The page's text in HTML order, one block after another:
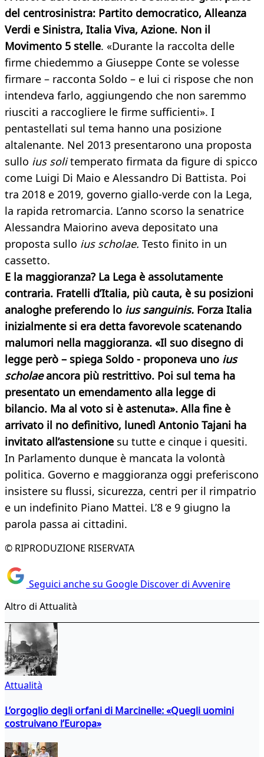
del centrosinistra: Partito democratico, Alleanza
Verdi e Sinistra, Italia Viva, Azione. Non il
Movimento 5 stelle. «Durante la raccolta delle
firme chiedemmo a Giuseppe Conte se volesse
firmare – racconta Soldo – e lui ci rispose che non
intendeva farlo, aggiungendo che non saremmo
riusciti a raccogliere le firme sufficienti». I
pentastellati sul tema hanno una posizione
altalenante. Nel 2013 presentarono una proposta
sullo ius solitemperato firmata da figure di spicco
come Luigi Di Maio e Alessandro Di Battista. Poi
tra 2018 e 2019, governo giallo-verde con la Lega,
la rapida retromarcia. L’anno scorso la senatrice
Alessandra Maiorino aveva depositato una
proposta sullo ius scholae. Testo finito in un
cassetto.
E la maggioranza? La Lega è assolutamente
contraria. Fratelli d’Italia, più cauta, è su posizioni
analoghe preferendo lo ius sanguinis. Forza Italia
inizialmente si era detta favorevole scatenando
malumori nella maggioranza. «Il suo disegno di
legge però – spiega Soldo - proponeva uno ius
scholaeancora più restrittivo. Poi sul tema ha
presentato un emendamento alla legge di
bilancio. Ma al voto si è astenuta». Alla fine è
arrivato il no definitivo, lunedì Antonio Tajani ha
invitato all’astensione su tutte e cinque i quesiti.
In Parlamento dunque è mancata la volontà
politica. Governo e maggioranza oggi preferiscono
insistere su flussi, sicurezza, centri per il rimpatrio
e un indefinito Piano Mattei. L’8 e 9 giugno la
parola passa ai cittadini.
© RIPRODUZIONE RISERVATA
Seguici anche su Google Discover di Avvenire
Altro di Attualità
Attualità
L’orgoglio degli orfani di Marcinelle: «Quegli uomini
costruivano l’Europa»